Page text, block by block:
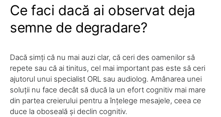
Ce faci dacă ai observat deja
semne de degradare?
Dacă simți că nu mai auzi clar, că ceri des oamenilor să
repete sau că ai tinitus, cel mai important pas este să ceri
ajutorul unui specialist ORL sau audiolog. Amânarea unei
soluții nu face decât să ducă la un efort cognitiv mai mare
din partea creierului pentru a înțelege mesajele, ceea ce
duce la oboseală și declin cognitiv.